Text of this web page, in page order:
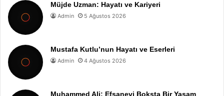
Müjde Uzman: Hayatı ve Kariyeri
Admin 5 Ağustos 2026
Mustafa Kutlu’nun Hayatı ve Eserleri
Admin 4 Ağustos 2026
Muhammed Ali: Efsanevi Boksta Bir Yaşam